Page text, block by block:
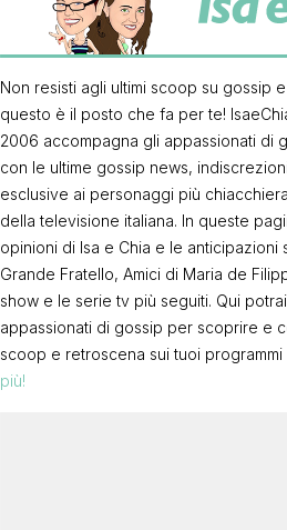
Non resisti agli ultimi scoop su gossip
questo è il posto che fa per te!
2006 accompagna gli appassionati di
con le ultime gossip news,
esclusive ai personaggi più
della televisione italiana. In queste
opinioni di Isa e Chia e le anticipazioni
Grande Fratello, Amici di Maria de
show e le serie tv più seguiti. Qui
appassionati di gossip per scoprire e
scoop e retroscena sui tuoi programmi
più!